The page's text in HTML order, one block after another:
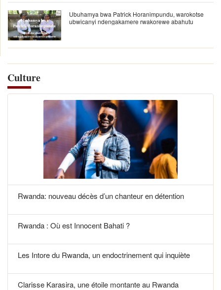
Ubuhamya bwa Patrick Horanimpundu, warokotse
ubwicanyi ndengakamere rwakorewe abahutu
Culture
Rwanda: nouveau décès d’un chanteur en détention
Rwanda : Où est Innocent Bahati ?
Les Intore du Rwanda, un endoctrinement qui inquiète
Clarisse Karasira, une étoile montante au Rwanda